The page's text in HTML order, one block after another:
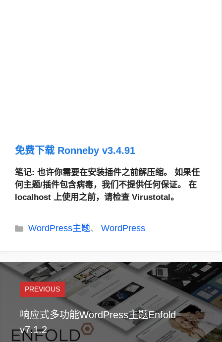
免费下载 Ronneby v3.4.91
笔记: 也许你需要在安装插件之前解压缩。 如果任
何主题/插件包含病毒，我们不提供任何保证。 在
localhost 上使用之前，请检查 Virustotal。
分
WordPress主题、WordPress
PREVIOUS
响应式多功能WordPress主题Enfold
v7.1.2